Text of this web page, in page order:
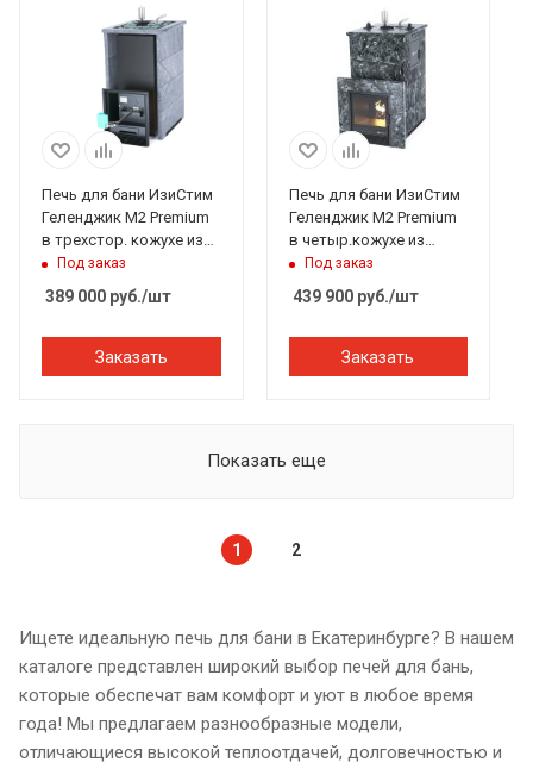
Печь для бани ИзиСтим
Геленджик М2 Premium
в трехстор. кожухе из
талькохлорита
откр.верх под газ
Под заказ
389 000 руб./шт
Заказать
Печь для бани ИзиСтим
Геленджик М2 Premium
в четыр.кожухе из
пироксенита закр.верх
вход с тыла
Под заказ
439 900руб./шт
Заказать
Показать еще
1 2
Ищете идеальную печь для бани в Екатеринбурге? В нашем
каталоге представлен широкий выбор печей для бань,
которые обеспечат вам комфорт и уют в любое время
года! Мы предлагаем разнообразные модели,
отличающиеся высокой теплоотдачей, долговечностью и